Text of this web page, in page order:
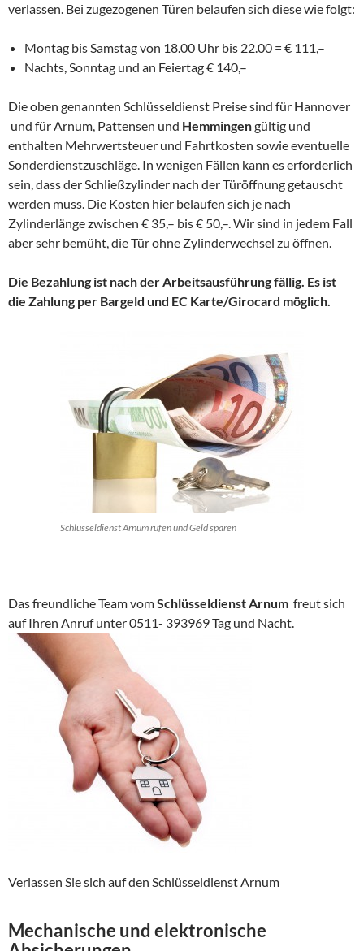
verlassen. Bei zugezogenen Türen belaufen sich diese wie folgt:
Montag bis Samstag von 18.00 Uhr bis 22.00 = € 111,–
Nachts, Sonntag und an Feiertag € 140,–
Die oben genannten Schlüsseldienst Preise sind für Hannover
und für Arnum, Pattensen und Hemmingengültig und
enthalten Mehrwertsteuer und Fahrtkosten sowie eventuelle
Sonderdienstzuschläge. In wenigen Fällen kann es erforderlich
sein, dass der Schließzylinder nach der Türöffnung getauscht
werden muss. Die Kosten hier belaufen sich je nach
Zylinderlänge zwischen € 35,– bis € 50,–. Wir sind in jedem Fall
aber sehr bemüht, die Tür ohne Zylinderwechsel zu öffnen.
Die Bezahlung ist nach der Arbeitsausführung fällig. Es ist
die Zahlung per Bargeld und EC Karte/Girocard möglich.
Schlüsseldienst Arnum rufen und Geld sparen
Das freundliche Team vomSchlüsseldienst Arnum freut sich
auf Ihren Anruf unter 0511- 393969 Tag und Nacht.
Verlassen Sie sich auf den Schlüsseldienst Arnum
Mechanische und elektronische